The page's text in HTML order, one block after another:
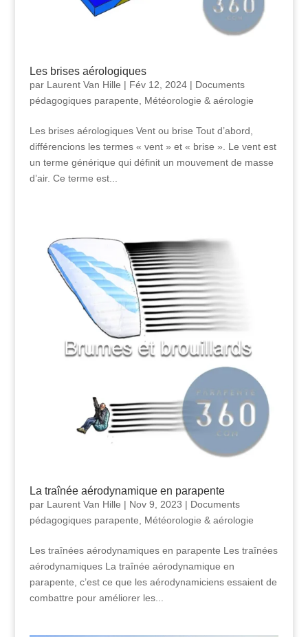
Les brises aérologiques
par Laurent Van Hille | Fév 12, 2024| Documents
pédagogiques parapente
Météorologie & aérologie
Les brises aérologiques Vent ou brise Tout d’abord,
différencions les termes « vent » et « brise ». Le vent est
un terme générique qui définit un mouvement de masse
d’air. Ce terme est...
La traînée aérodynamique en parapente
par Laurent Van Hille | Nov 9, 2023 | Documents
pédagogiques parapente
Météorologie & aérologie
Les traînées aérodynamiques en parapente Les traînées
aérodynamiques La traînée aérodynamique en
parapente, c’est ce que les aérodynamiciens essaient de
combattre pour améliorer les...